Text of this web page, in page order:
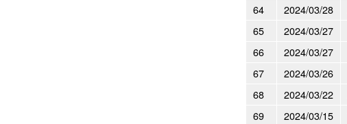
64
2024/03/28
65
2024/03/27
66
2024/03/27
67
2024/03/26
68
2024/03/22
69
2024/03/15